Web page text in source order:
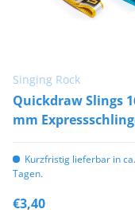
Singing Rock
Quickdraw Slings
mm
Kurzfristig lieferbar in
Tagen.
€3,40